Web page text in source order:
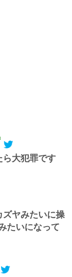
ら大犯罪です
ズヤみたいに操
たいになって